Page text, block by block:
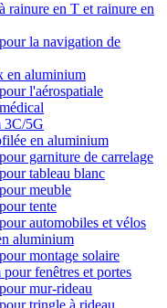
rainure en T et rainure en
la navigation de
en aluminium
l'aérospatiale
3C/5G
en aluminium
garniture de carrelage
tableau blanc
meuble
tente
automobiles et vélos
aluminium
montage solaire
fenêtres et portes
mur-rideau
tringle à rideau